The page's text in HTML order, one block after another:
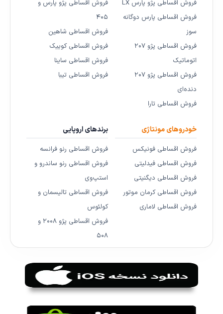
فروش اقساطی پژو پارس LX
فروش اقساطی پارس دوگانه
سوز
فروش اقساطی پژو ۲۰۷
اتوماتیک
فروش اقساطی پژو ۲۰۷
دنده‌ای
فروش اقساطی تارا
فروش اقساطی پژو پارس و
۴۰۵
فروش اقساطی شاهین
فروش اقساطی کوییک
فروش اقساطی ساینا
فروش اقساطی تیبا
خودروهای مونتاژی
فروش اقساطی فونیکس
فروش اقساطی فیدلیتی
فروش اقساطی دیگنیتی
فروش اقساطی کرمان موتور
فروش اقساطی لاماری
برندهای اروپایی
فروش اقساطی رنو فرانسه
فروش اقساطی رنو ساندرو و
استپ‌وی
فروش اقساطی تالیسمان و
کولئوس
فروش اقساطی پژو ۲۰۰۸ و
۵۰۸